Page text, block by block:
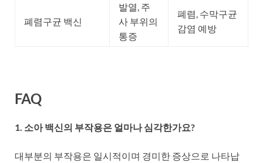
폐렴구균 백신
발열, 주
사 부위의
통증
폐렴, 수막구균
감염 예방
FAQ
1. 소아 백신의 부작용은 얼마나 심각한가요?
대부분의 부작용은 일시적이며 경미한 증상으로 나타납